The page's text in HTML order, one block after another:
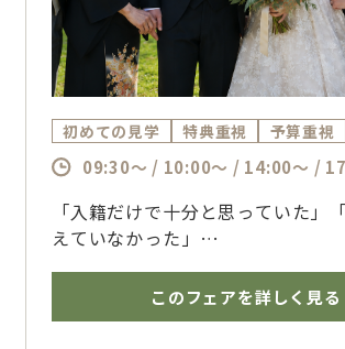
初めての見学 特典重視 予算重視
09:30～ / 10:00～ / 14:00～ /
「入籍だけで十分と思っていた」
えていなかった」
ご家族や親しい方との時間を大切
ウェディングをご提案。
このフェアを詳しく見る